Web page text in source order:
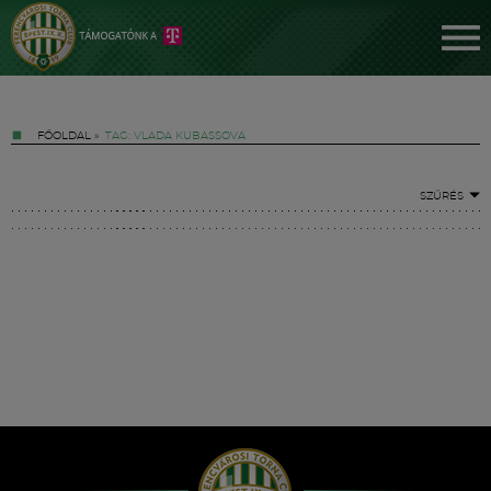
FŐOLDAL » TAG: VLADA KUBASSOVA
SZŰRÉS
Hírek